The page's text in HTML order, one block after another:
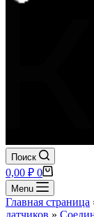
Поиск
Корзина
0,00 ₽ 0
Menu
Главная страница
датчиков »